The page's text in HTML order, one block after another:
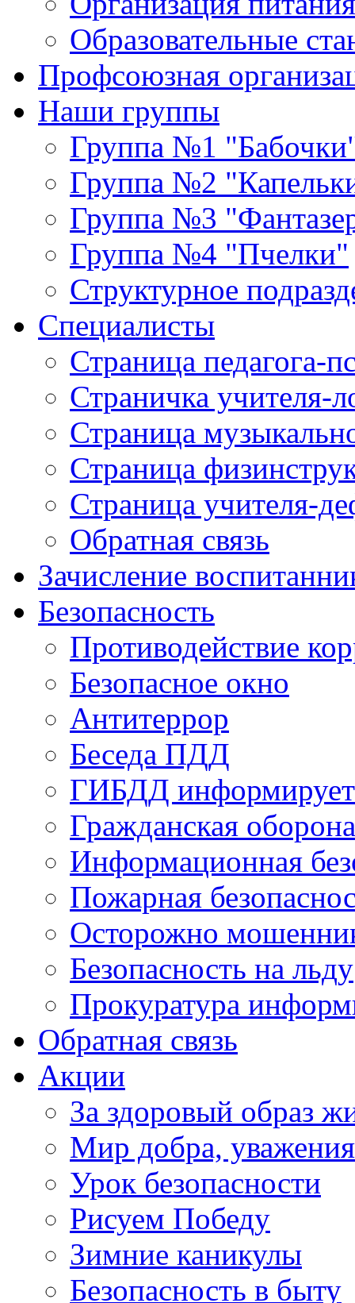
Образовательные
Профсоюзная
Наши группы
Группа №1
Группа №2
Группа №3
Группа №4 "Пчелки"
Структурное
Специалисты
Страница педагога-
Страничка учителя-
Страница
Страница
Страница учителя-
Обратная связь
Зачисление
Безопасность
Противодействие
Безопасное окно
Антитеррор
Беседа ПДД
ГИБДД информирует
Гражданская оборона
Информационная
Пожарная
Осторожно
Безопасность на льду
Прокуратура
Обратная связь
Акции
За здоровый образ
Мир добра,
Урок безопасности
Рисуем Победу
Зимние каникулы
Безопасность в быту